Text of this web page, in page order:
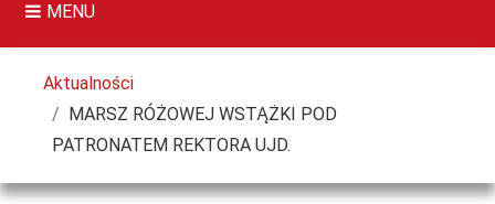
MENU
Tutaj jesteś
Aktualności
MARSZ RÓŻOWEJ WSTĄŻKI POD
PATRONATEM REKTORA UJD.